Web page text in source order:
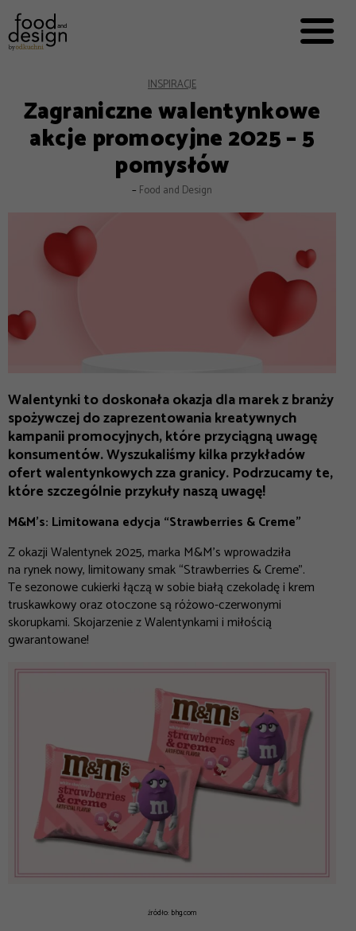


EKSPERCI
FOOD WORKING
E-BOOKI
O NAS
REKLAMA
INSPIRACJE
Zagraniczne walentynkowe
akcje promocyjne 2025 – 5
pomysłów
– Food and Design
Walentynki to doskonała okazja dla marek z branży
spożywczej do zaprezentowania kreatywnych
kampanii promocyjnych, które przyciągną uwagę
konsumentów. Wyszukaliśmy kilka przykładów
ofert walentynkowych zza granicy. Podrzucamy te,
które szczególnie przykuły naszą uwagę!
M&M’s: Limitowana edycja “Strawberries & Creme”
Z okazji Walentynek 2025, marka M&M’s wprowadziła
na rynek nowy, limitowany smak “Strawberries & Creme”.
Te sezonowe cukierki łączą w sobie białą czekoladę i krem
truskawkowy oraz otoczone są różowo-czerwonymi
skorupkami. Skojarzenie z Walentynkami i miłością
gwarantowane!
źródło: bhg.com